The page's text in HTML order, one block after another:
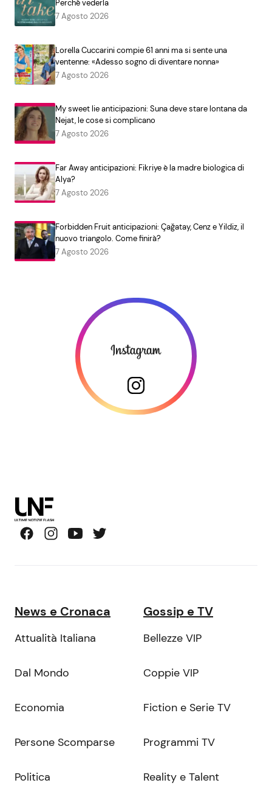
Perchè vederla
7 Agosto 2026
Lorella Cuccarini compie 61 anni ma si sente una
ventenne: «Adesso sogno di diventare nonna»
7 Agosto 2026
My sweet lie anticipazioni: Suna deve stare lontana da
Nejat, le cose si complicano
7 Agosto 2026
Far Away anticipazioni: Fikriye è la madre biologica di
Alya?
7 Agosto 2026
Forbidden Fruit anticipazioni: Çağatay, Cenz e Yildiz, il
nuovo triangolo. Come finirà?
7 Agosto 2026
News e Cronaca
Attualità Italiana
Dal Mondo
Economia
Persone Scomparse
Politica
Gossip e TV
Bellezze VIP
Coppie VIP
Fiction e Serie TV
Programmi TV
Reality e Talent